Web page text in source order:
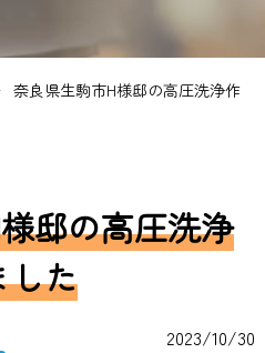
奈良県生駒市H様邸の高圧洗浄作
邸の高圧洗浄
した
2023/10/30